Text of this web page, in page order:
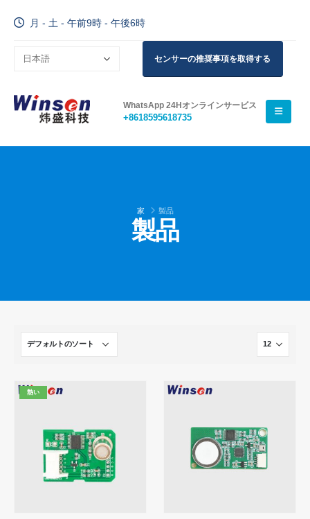
月 - 土 - 午前9時 - 午後6時
センサーの推奨事項を取得する
WhatsApp 24Hオンラインサービス
+8618595618735
家 製品
製品
熱い